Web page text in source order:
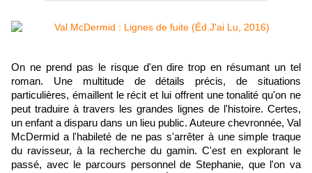
On ne prend pas le risque d'en dire trop en résumant un tel
roman. Une multitude de détails précis, de situations
particulières, émaillent le récit et lui offrent une tonalité qu'on ne
peut traduire à travers les grandes lignes de l'histoire. Certes,
un enfant a disparu dans un lieu public. Auteure chevronnée, Val
McDermid a l'habileté de ne pas s'arrêter à une simple traque
du ravisseur, à la recherche du gamin. C'est en explorant le
passé, avec le parcours personnel de Stephanie, que l'on va